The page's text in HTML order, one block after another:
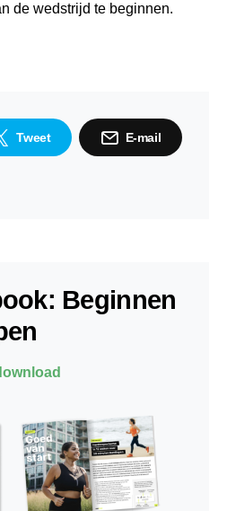
de wedstrijd te beginnen.
Tweet E-mail
Beginnen